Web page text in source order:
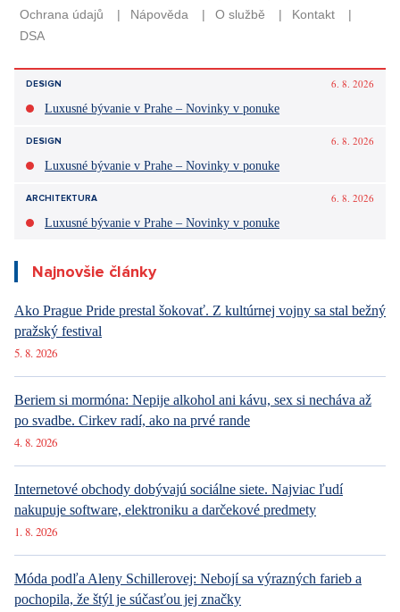
DESIGN
6. 8. 2026
Luxusné bývanie v Prahe – Novinky v ponuke
DESIGN
6. 8. 2026
Luxusné bývanie v Prahe – Novinky v ponuke
ARCHITEKTURA
6. 8. 2026
Luxusné bývanie v Prahe – Novinky v ponuke
Najnovšie články
Ako Prague Pride prestal šokovať. Z kultúrnej vojny sa stal bežný
pražský festival
5. 8. 2026
Beriem si mormóna: Nepije alkohol ani kávu, sex si necháva až
po svadbe. Cirkev radí, ako na prvé rande
4. 8. 2026
Internetové obchody dobývajú sociálne siete. Najviac ľudí
nakupuje software, elektroniku a darčekové predmety
1. 8. 2026
Móda podľa Aleny Schillerovej: Nebojí sa výrazných farieb a
pochopila, že štýl je súčasťou jej značky